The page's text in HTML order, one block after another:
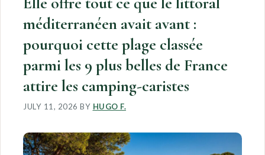
méditerranéen avait avant :
pourquoi cette plage classée
parmi les 9 plus belles de France
attire les camping-caristes
JULY 11, 2026 BY HUGO F.